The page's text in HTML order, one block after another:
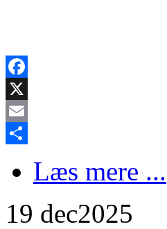
Facebook
X
Email
Læs mere ...
19 dec2025